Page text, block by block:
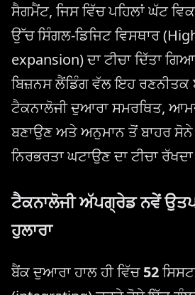
ਸੈਗਮੈਂਟ, ਜਿਸ ਵਿੱਚ ਪਹਿਲਾਂ ਘੱਟ
ਉੱਚ ਸਿੰਗਲ-ਡਿਜਿਟ ਵਿਸਥਾਰ
expansion) ਦਾ ਟੀਚਾ ਦਿੱਤਾ
ਬਿਜ਼ਨਸ ਲੈਂਡਿੰਗ ਵੱਲ ਇਹ ਰਣਨੀਤਕ
ਟੈਕਨਾਲੋਜੀ ਦੁਆਰਾ ਸਮਰਥਿਤ,
ਬਣਾਉਣ ਅਤੇ ਅਨੁਮਾਨ ਤੋਂ ਬਾਹਰ ਸੋਨੇ
ਨਿਰਭਰਤਾ ਘਟਾਉਣ ਦਾ ਟੀਚਾ
ਟੈਕਨਾਲੋਜੀ ਅੱਪਗ੍ਰੇਡ ਨਵੇਂ
ਹੁਲਾਰਾ
ਬੈਂਕ ਦੁਆਰਾ ਹਾਲ ਹੀ ਵਿੱਚ52